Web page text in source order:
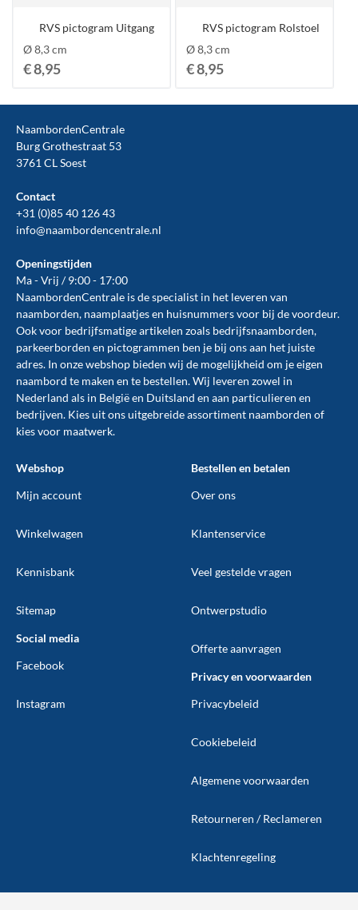
RVS pictogram Uitgang
Ø 8,3 cm
€ 8,95
RVS pictogram Rolstoel
Ø 8,3 cm
€ 8,95
NaambordenCentrale
Burg Grothestraat 53
3761 CL Soest
Contact
+31 (0)85 40 126 43
info@naambordencentrale.nl
Openingstijden
Ma - Vrij / 9:00 - 17:00
NaambordenCentrale is de specialist in het leveren van
naamborden, naamplaatjes en huisnummers voor bij devoordeur.
Ook voor bedrijfsmatige artikelen zoals bedrijfsnaamborden,
parkeerborden en pictogrammen ben je bij ons aan het juiste
adres. In onze webshop bieden wij de mogelijkheid om je eigen
naambord te maken en te bestellen. Wij leveren zowel in
Nederland als in België en Duitsland en aan particulieren en
bedrijven. Kies uit ons uitgebreide assortiment naamborden of
kies voor maatwerk.
Webshop
Mijn account
Winkelwagen
Kennisbank
Sitemap
Social media
Facebook
Instagram
Bestellen en betalen
Over ons
Klantenservice
Veel gestelde vragen
Ontwerpstudio
Offerte aanvragen
Privacy en voorwaarden
Privacybeleid
Cookiebeleid
Algemene voorwaarden
Retourneren / Reclameren
Klachtenregeling